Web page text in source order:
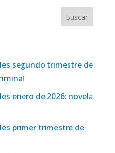
segundo trimestre de
enero de 2026: novela
primer trimestre de